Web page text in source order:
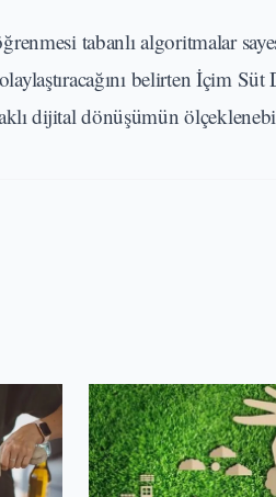
tabanlı algoritmalar
belirten İçim
dijital dönüşümün